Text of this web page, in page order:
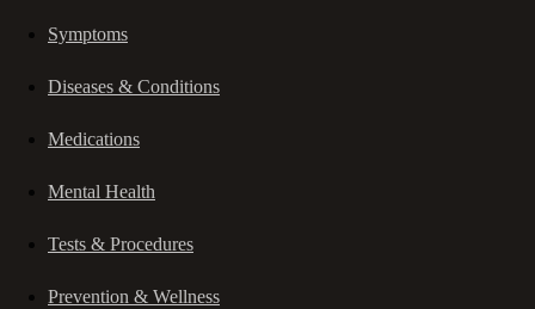
Symptoms
Diseases & Conditions
Medications
Mental Health
Tests & Procedures
Prevention & Wellness